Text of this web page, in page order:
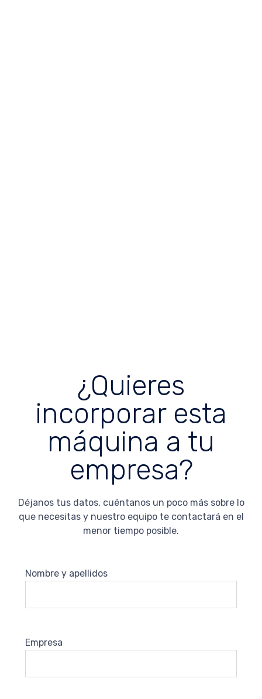
¿Quieres
incorporar esta
máquina a tu
empresa?
Déjanos tus datos, cuéntanos un poco más sobre lo
que necesitas y nuestro equipo te contactará en el
menor tiempo posible.
Nombre y apellidos
Empresa